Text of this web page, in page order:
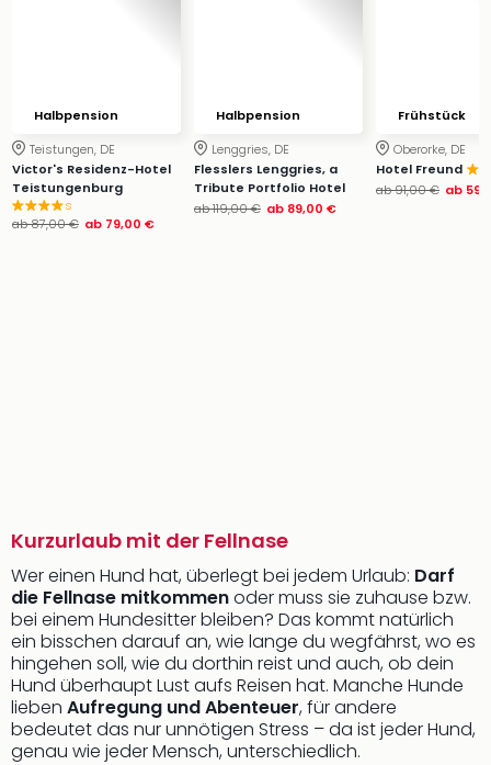
Halbpension
Teistungen, DE
Victor's Residenz-Hotel
Teistungenburg
s
ab87,00 € ab 79,00 €
Halbpension
Lenggries, DE
Flesslers Lenggries, a
Tribute Portfolio Hotel
ab119,00 € ab 89,00 €
Frühstück
Oberorke, DE
Hotel Freund
ab91,00 € ab
Kurzurlaub mit der Fellnase
Wer einen Hund hat, überlegt bei jedem Urlaub: Darf
die Fellnase mitkommenoder muss sie zuhause bzw.
bei einem Hundesitter bleiben? Das kommt natürlich
ein bisschen darauf an, wie lange du wegfährst, wo es
hingehen soll, wie du dorthin reist und auch, ob dein
Hund überhaupt Lust aufs Reisen hat. Manche Hunde
lieben Aufregung und Abenteuer, für andere
bedeutet das nur unnötigen Stress – da ist jeder Hund,
genau wie jeder Mensch, unterschiedlich.